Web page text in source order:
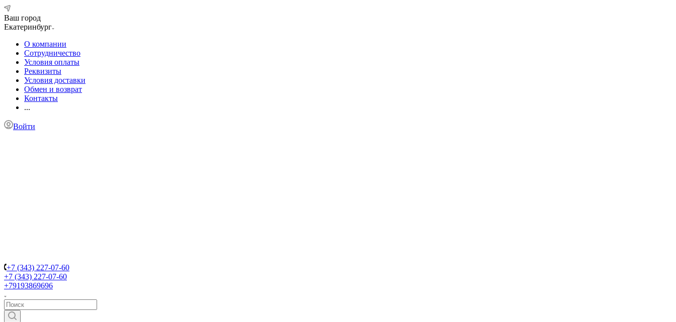
Ваш город
Екатеринбург
О компании
Сотрудничество
Условия оплаты
Реквизиты
Условия доставки
Обмен и возврат
Контакты
...
Войти
+7 (343) 227-07-60
+7 (343) 227-07-60
+79193869696